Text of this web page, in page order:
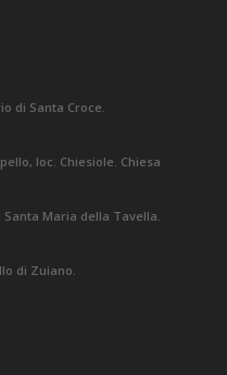
di Santa Croce.
loc. Chiesiole. Chiesa
Santa Maria della Tavella.
di Zuiano.